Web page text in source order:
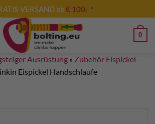
VERSAND ab€ 100,- *
0
Ausrüstung » Zubehör Eispickel -
Eispickel Handschlaufe